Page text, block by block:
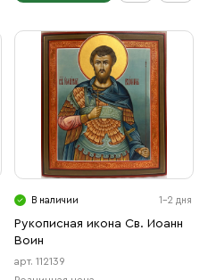
В наличии 1-2 дня
Рукописная икона Св. Иоанн
Воин
арт. 112139